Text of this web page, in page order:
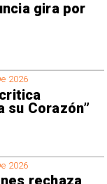
gira por
2026
su Corazón”
2026